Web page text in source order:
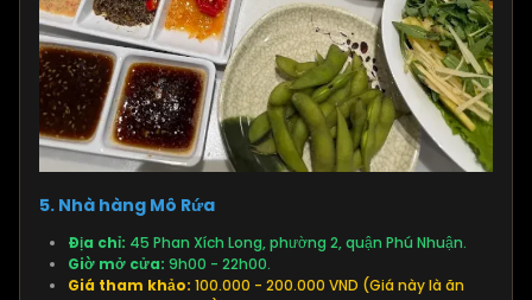
5. Nhà hàng Mô Rứa
Địa chỉ: 45 Phan Xích Long, phường 2, quận Phú Nhuận.
Giờ mở cửa: 9h00 - 22h00.
Giá tham khảo: 100.000 - 200.000 VND (Giá này là ăn